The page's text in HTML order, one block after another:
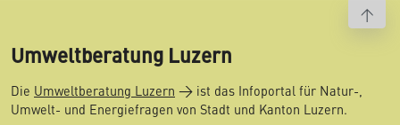
Umweltberatung Luzern
Die Umweltberatung Luzern
ist das Infoportal für Natur-,
Umwelt- und Energiefragen von Stadt und Kanton Luzern.